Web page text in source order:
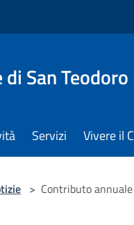
di San Teodoro
Servizi Vivere il
> Contributo